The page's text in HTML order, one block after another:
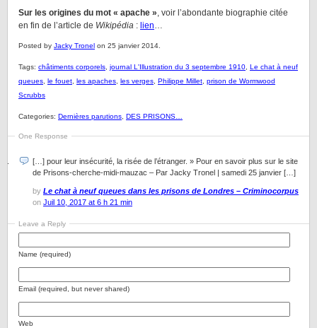
Sur les origines du mot « apache », voir l’abondante biographie citée
en fin de l’article de Wikipédia : lien…
Posted by Jacky Tronel on 25 janvier 2014.
Tags: châtiments corporels journal L'Illustration du 3 septembre 1910 Le chat à neuf
queues le fouet les apaches les verges Philippe Millet prison de Wormwood
Scrubbs
Categories: Dernières parutions DES PRISONS…
One Response
[…] pour leur insécurité, la risée de l’étranger. » Pour en savoir plus sur le site
de Prisons-cherche-midi-mauzac – Par Jacky Tronel | samedi 25 janvier […]
by Le chat à neuf queues dans les prisons de Londres – Criminocorpus
on Juil 10, 2017 at 6 h 21 min
Leave a Reply
Name (required)
Email (required, but never shared)
Web